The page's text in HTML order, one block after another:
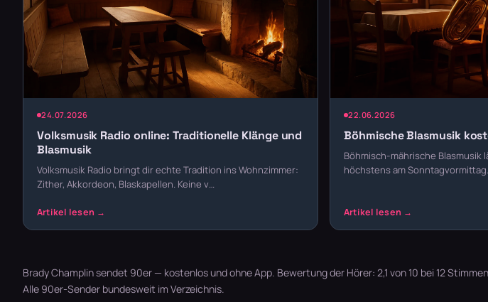
24.07.2026
Volksmusik Radio online: Traditionelle Klänge und
Blasmusik
Volksmusik Radio bringt dir echte Tradition ins Wohnzimmer:
Zither, Akkordeon, Blaskapellen. Keine v…
22.06.2026
Böhmische Blasmusik
Böhmisch-mährische Blasmusik
höchstens am
Brady Champlin sendet 90er — kostenlos und ohne App. Bewertung der Hörer: 2,1 von 10 bei 12
Alle 90er-Sender bundesweit im Verzeichnis.